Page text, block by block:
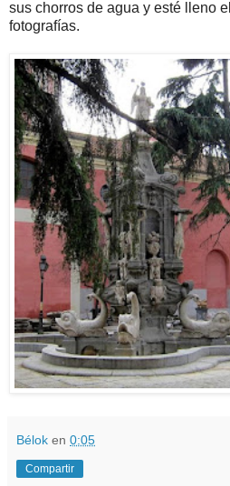
sus chorros de agua y esté lleno
fotografías.
Bélok en 0:05
Compartir